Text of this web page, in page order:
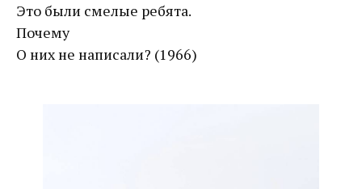
Это были смелые ребята.
Почему
О них не написали? (1966)